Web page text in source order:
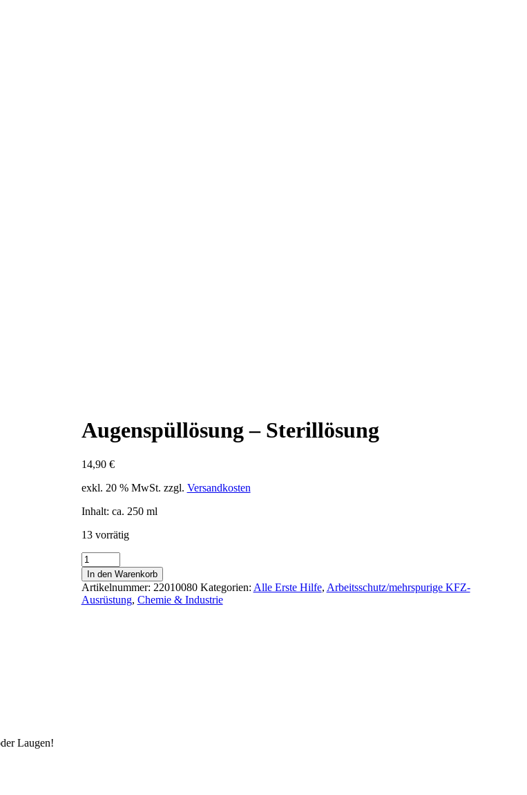
Augenspüllösung – Sterillösung
14,90 €
exkl. 20 % MwSt. zzgl. Versandkosten
Inhalt: ca. 250 ml
13 vorrätig
Augenspüllösung
-
Sterillösung
Menge
In den Warenkorb
Artikelnummer: 22010080 Kategorien: Alle Erste Hilfe, Arbeitsschutz/mehrspurige KFZ-
Ausrüstung, Chemie & Industrie
Laugen!